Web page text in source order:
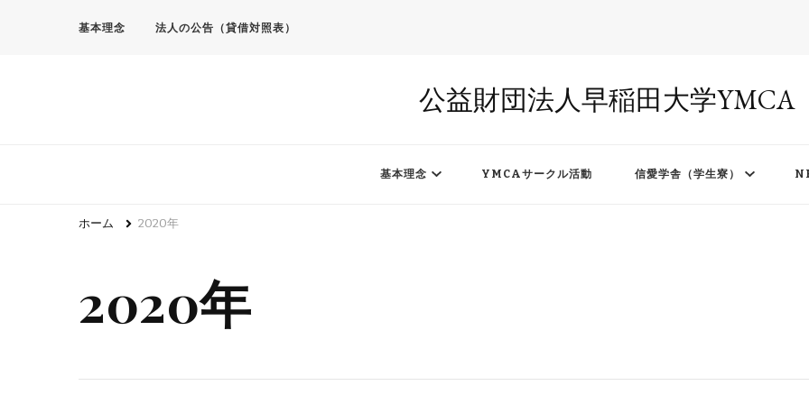
基本理念 法人の公告（貸借対照表）
公益財団法人早稲田大学YMCA
基本理念 YMCAサークル活動 信愛学舎（学生寮）
ホーム 2020年
2020年